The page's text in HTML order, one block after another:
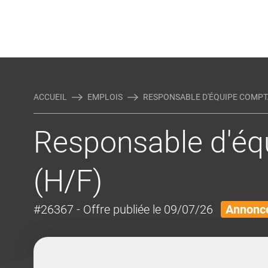
ACCUEIL EMPLOIS RESPONSABLE D'ÉQUIPE
Responsable
(H/F)
#26367 - Offre publiée le 09/07/26